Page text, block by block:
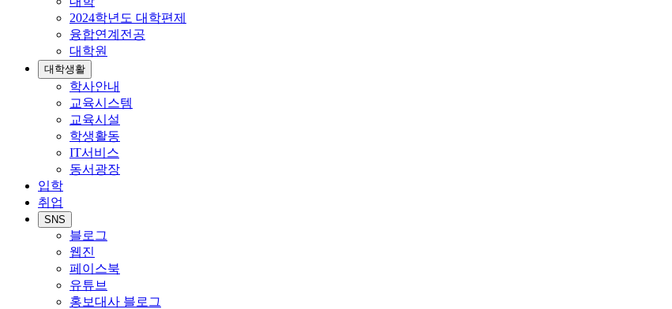
2024학년도 대학편제
융합연계전공
대학원
대학생활
학사안내
교육시스템
교육시설
학생활동
IT서비스
동서광장
입학
취업
SNS
블로그
웹진
페이스북
유튜브
홍보대사 블로그